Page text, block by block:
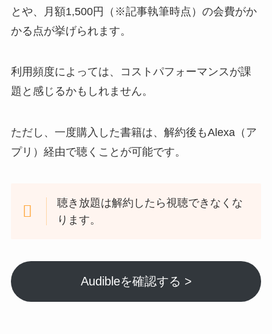
とや、月額1,500円（※記事執筆時点）の会費がか
かる点が挙げられます。
利用頻度によっては、コストパフォーマンスが課
題と感じるかもしれません。
ただし、一度購入した書籍は、解約後もAlexa（ア
プリ）経由で聴くことが可能です。
聴き放題は解約したら視聴できなくな
ります。
Audibleを確認する >